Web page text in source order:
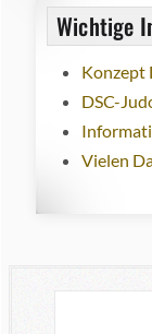
Wichtige
Konzept
DSC-
Vielen